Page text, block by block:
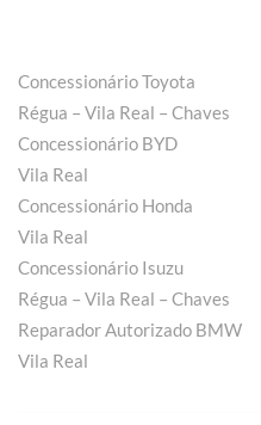
Concessionário Toyota
Régua – Vila Real – Chaves
Concessionário BYD
Vila Real
Concessionário Honda
Vila Real
Concessionário Isuzu
Régua – Vila Real – Chaves
Reparador Autorizado BMW
Vila Real